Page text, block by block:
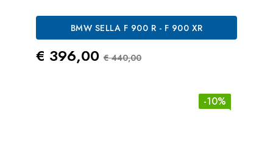
BMW SELLA F 900 R - F 900 XR
Prezzo
€ 396,00 Prezzo Standard
€ 440,00
-10%